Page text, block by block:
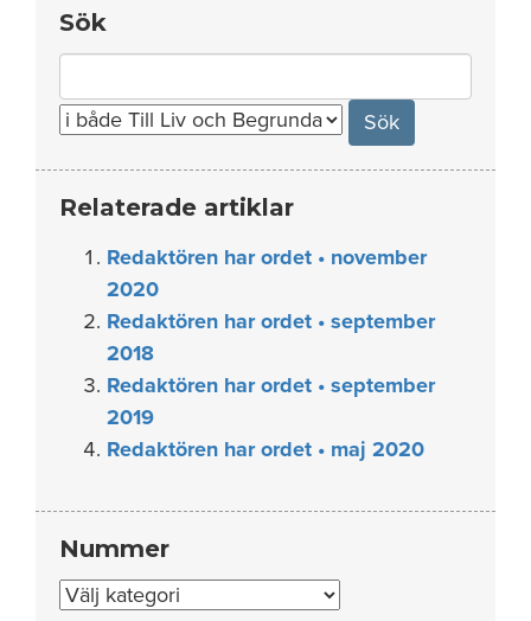
Sök
for:
Relaterade artiklar
Redaktören har ordet • november
2020
Redaktören har ordet • september
2018
Redaktören har ordet • september
2019
Redaktören har ordet • maj 2020
Nummer
Nummer